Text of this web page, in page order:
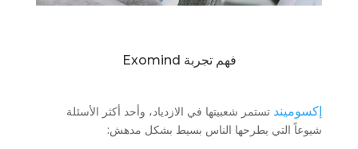
فهم تجربة Exomind
إكسوميند تستمر شعبيتها في الازدياد، وأحد أكثر الأسئلة
شيوعاً التي يطرحها الناس بسيط بشكل مدهش: